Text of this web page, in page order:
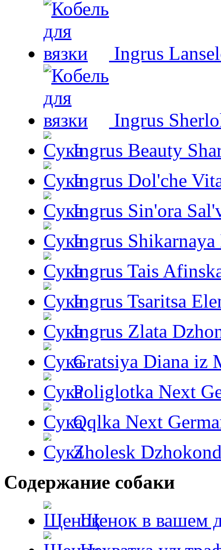
Ingrus
Ingrus
Ingrus Beauty
Ingrus Dol'che
Ingrus Sin'ora
Ingrus Shikarnaya
Ingrus Tais
Ingrus Tsaritsa
Ingrus Zlata
Gratsiya Diana iz
Poliglotka Next
Qqlka Next
Zholesk
Содержание собаки
Щенок в вашем